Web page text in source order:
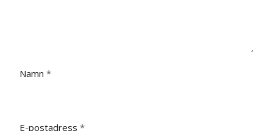
Namn *
E-postadress *